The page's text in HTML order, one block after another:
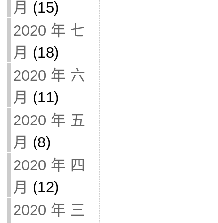
月 (15)
2020 年 七
月 (18)
2020 年 六
月 (11)
2020 年 五
月 (8)
2020 年 四
月 (12)
2020 年 三